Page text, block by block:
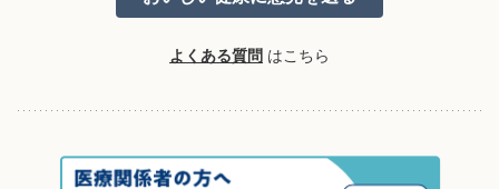
よくある質問 はこちら